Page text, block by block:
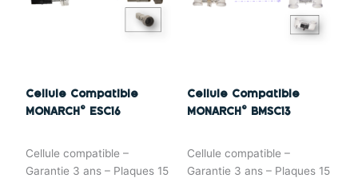
Cellule Compatible
MONARCH© ESC16
Cellule compatible –
Garantie 3 ans – Plaques 15
Cellule Compatible
MONARCH© BMSC13
Cellule compatible –
Garantie 3 ans – Plaques 15